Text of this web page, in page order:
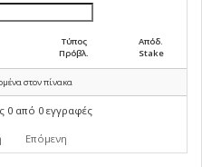
Τύπος
Πρόβλ.
Απόδ.
Stake
στον πίνακα
0 από 0 εγγραφές
Επόμενη